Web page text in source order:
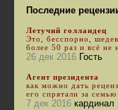
Последние
Летучий голландец
Это, бесспорно,
более 50 раз и всё не
26 дек 2016 Гость
Агент президента
как можно дать
его спрятали за семью
7 дек 2016 кардинал